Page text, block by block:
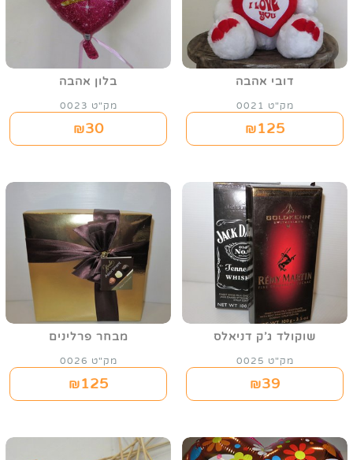
דובי אהבה
מק"ט 0021
₪125
בלון אהבה
מק"ט 0023
₪30
שוקולד ג'ק דניאלס
מק"ט 0025
₪39
מבחר פרלינים
מק"ט 0026
₪125